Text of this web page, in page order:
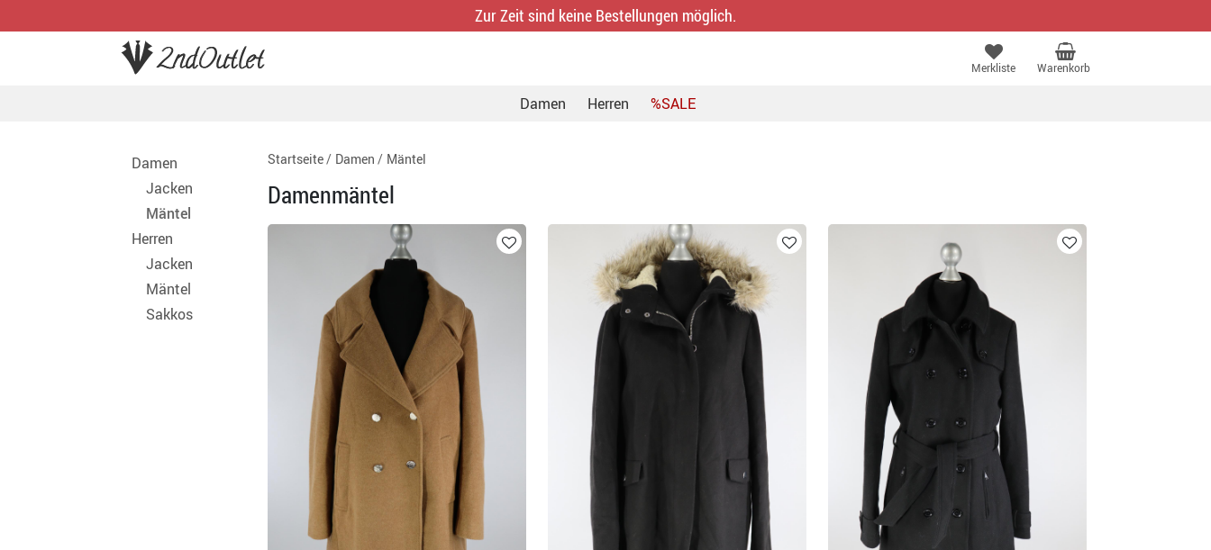
Zur Zeit sind keine Bestellungen möglich.
Merkliste Warenkorb
Damen Herren %SALE
Damen
Jacken
Mäntel
Herren
Jacken
Mäntel
Sakkos
Startseite Damen Mäntel
Damenmäntel